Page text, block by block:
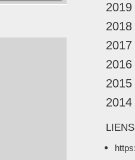
2019
2018
2017
2016
2015
2014
LIENS